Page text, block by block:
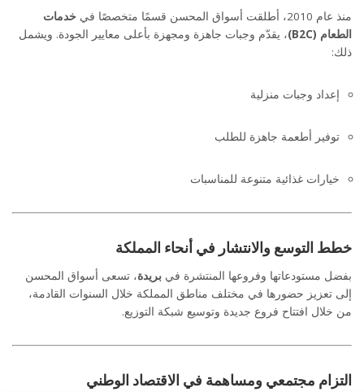
منذ عام 2010، أطلقت أسواق المحسن قسمًا متخصصًا في
خدمات
الطعام (B2C)
، يقدّم وجبات جاهزة ومجهزة بأعلى معايير الجودة. ويشمل
ذلك:
إعداد وجبات منزلية
توفير أطعمة جاهزة للطلب
خيارات غذائية متنوعة للمناسبات
خطط التوسع والانتشار في أنحاء المملكة
بفضل مستودعاتها وفروعها المنتشرة في بريدة، تسعى أسواق المحسن
إلى تعزيز حضورها في مختلف مناطق المملكة خلال السنوات القادمة،
من خلال افتتاح فروع جديدة وتوسيع شبكة التوزيع.
التزام مجتمعي ومساهمة في الاقتصاد الوطني